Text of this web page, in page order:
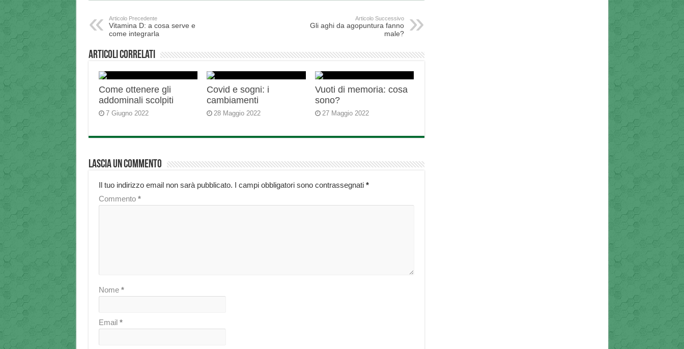
Articolo Precedente
Vitamina D: a cosa serve e
come integrarla
Articolo Successivo
Gli aghi da agopuntura fanno
male?
Articoli correlati
Come ottenere gli
addominali scolpiti
7 Giugno 2022
Covid e sogni: i
cambiamenti
28 Maggio 2022
Vuoti di memoria: cosa
sono?
27 Maggio 2022
Lascia un commento
Il tuo indirizzo email non sarà pubblicato. I campi obbligatori sono contrassegnati *
Commento *
Nome *
Email *